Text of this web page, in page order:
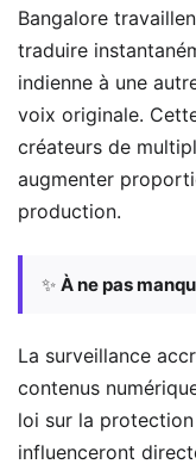
Bangalore
traduire
indienne à une
voix originale.
créateurs de
augmenter
production.
✨ À ne pas
La surveillance
contenus
loi sur la
influenceront